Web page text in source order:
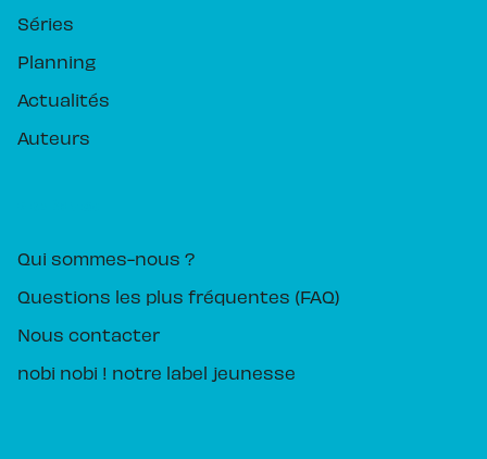
Séries
Planning
Actualités
Auteurs
Qui sommes-nous ?
Questions les plus fréquentes (FAQ)
Nous contacter
nobi nobi ! notre label jeunesse